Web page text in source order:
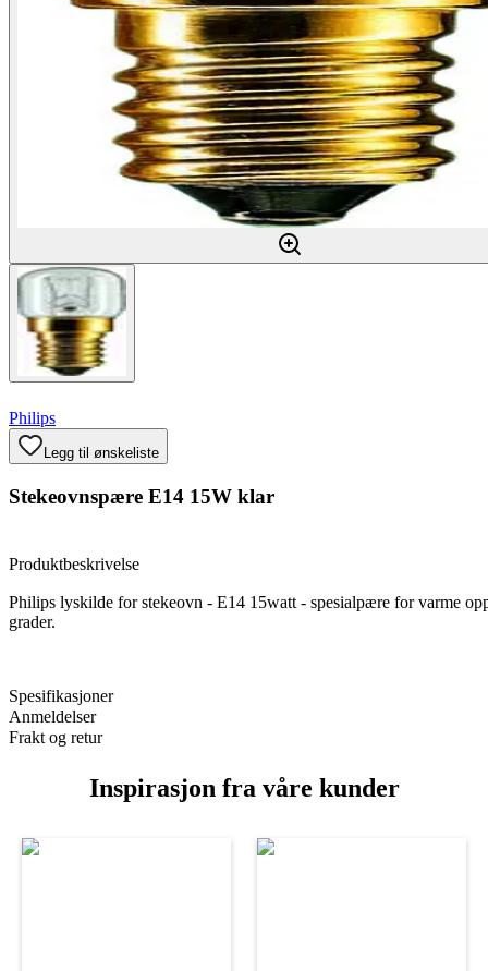
Philips
Legg til ønskeliste
Stekeovnspære E14 15W klar
Produktbeskrivelse
Philips lyskilde for stekeovn - E14 15watt - spesialpære for varme
grader.
Spesifikasjoner
Anmeldelser
Frakt og retur
Inspirasjon fra våre kunder